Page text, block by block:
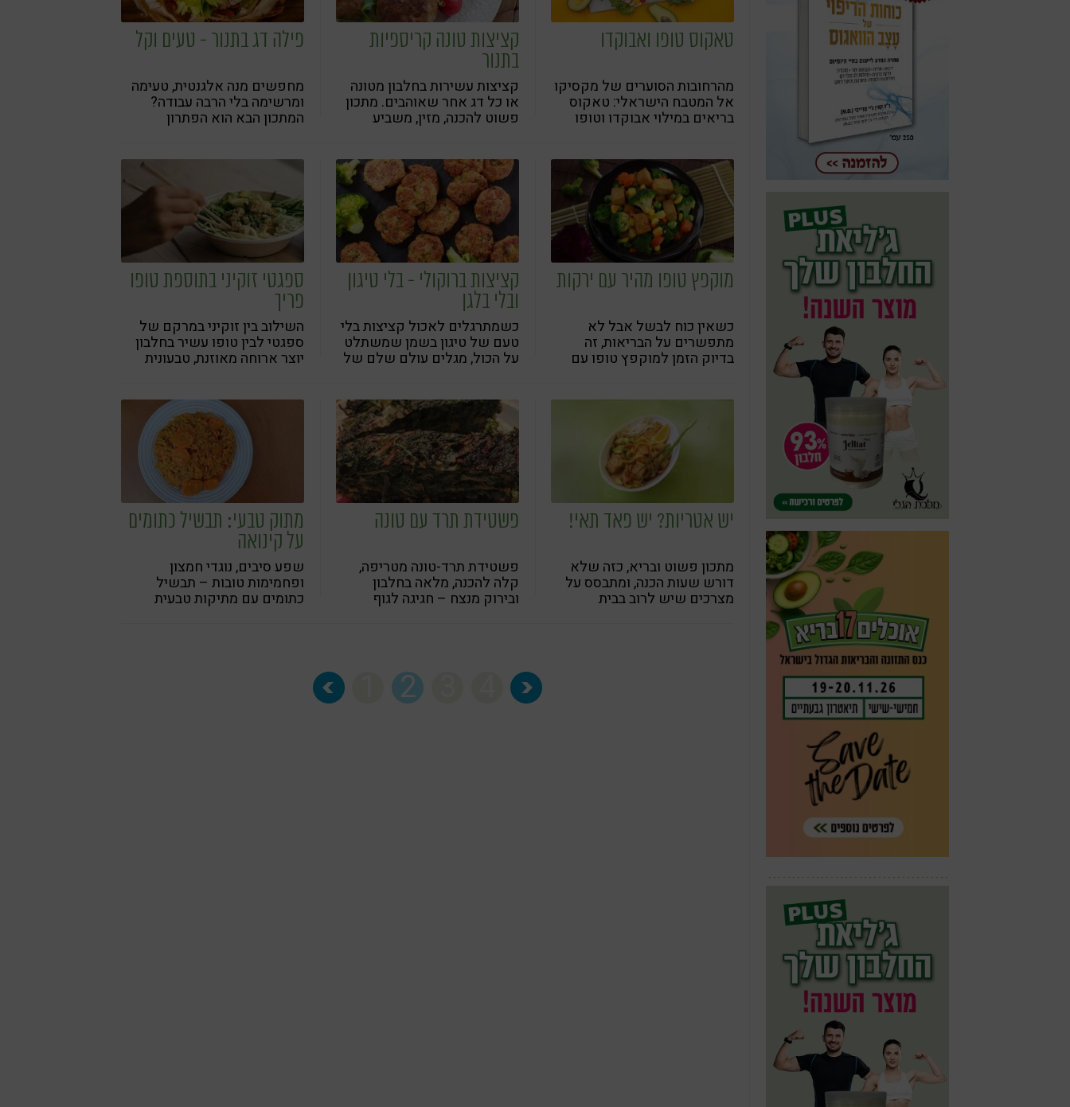
טאקוס טופו ואבוקדו
מהרחובות הסוערים של מקסיקו
אל המטבח הישראלי: טאקוס
בריאים במילוי אבוקדו וטופו
קציצות טונה קריספיות
בתנור
קציצות עשירות בחלבון מטונה
או כל דג אחר שאוהבים. מתכון
פשוט להכנה, מזין, משביע
פתרון בריא וטעים במקפיא
פילה דג בתנור - טעים וקל
מחפשים מנה אלגנטית, טעימה
ומרשימה בלי הרבה עבודה?
המתכון הבא הוא הפתרון
עם ירקות, עשבי תיבול ופרוסות
לימון, כך שכל הטעמים נסגרים
בפנים והתוצאה - עסיסית
וטעימה
מוקפץ טופו מהיר עם ירקות
כשאין כוח לבשל אבל לא
מתפשרים על הבריאות, זה
בדיוק הזמן למוקפץ טופו עם
קציצות ברוקולי - בלי טיגון
ובלי בלגן
כשמתרגלים לאכול קציצות בלי
טעם של טיגון בשמן שמשתלט
על הכול, מגלים עולם שלם של
ספגטי זוקיני בתוספת טופו
פריך
השילוב בין זוקיני במרקם של
ספגטי לבין טופו עשיר בחלבון
יוצר ארוחה מאוזנת, טבעונית
יש אטריות? יש פאד תאי!
מתכון פשוט ובריא, כזה שלא
דורש שעות הכנה, ומתבסס על
מצרכים שיש לרוב בבית
פשטידת תרד עם טונה
פשטידת תרד-טונה מטריפה,
קלה להכנה, מלאה בחלבון
ובירוק מנצח – חגיגה לגוף
מתוק טבעי: תבשיל כתומים
על קינואה
שפע סיבים, נוגדי חמצון
ופחמימות טובות – תבשיל
כתומים עם מתיקות טבעית
2